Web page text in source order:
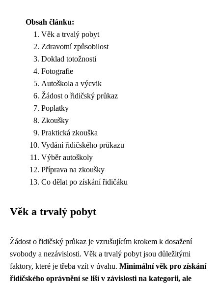
Obsah článku:
Věk a trvalý pobyt
Zdravotní způsobilost
Doklad totožnosti
Fotografie
Autoškola a výcvik
Žádost o řidičský průkaz
Poplatky
Zkoušky
Praktická zkouška
Vydání řidičského průkazu
Výběr autoškoly
Příprava na zkoušky
Co dělat po získání řidičáku
Věk a trvalý pobyt
Žádost o řidičský průkaz je vzrušujícím krokem k dosažení
svobody a nezávislosti. Věk a trvalý pobyt jsou důležitými
faktory, které je třeba vzít v úvahu. Minimální věk pro získání
řidičského oprávnění se liší v závislosti na kategorii, ale